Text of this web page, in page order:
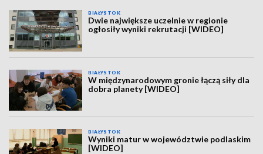
BIAŁYSTOK
Dwie największe uczelnie w regionie
ogłosiły wyniki rekrutacji [WIDEO]
BIAŁYSTOK
W międzynarodowym gronie łączą siły dla
dobra planety [WIDEO]
BIAŁYSTOK
Wyniki matur w województwie podlaskim
[WIDEO]